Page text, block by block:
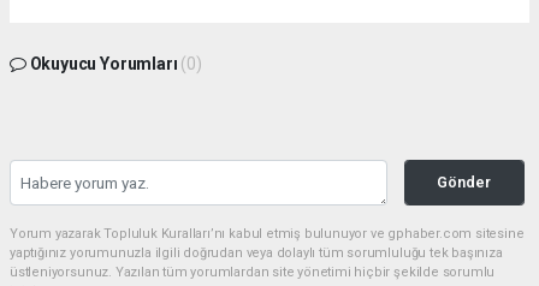
Okuyucu Yorumları (0)
Gönder
Yorum yazarak Topluluk Kuralları’nı kabul etmiş bulunuyor ve gphaber.com sitesine
yaptığınız yorumunuzla ilgili doğrudan veya dolaylı tüm sorumluluğu tek başınıza
üstleniyorsunuz. Yazılan tüm yorumlardan site yönetimi hiçbir şekilde sorumlu